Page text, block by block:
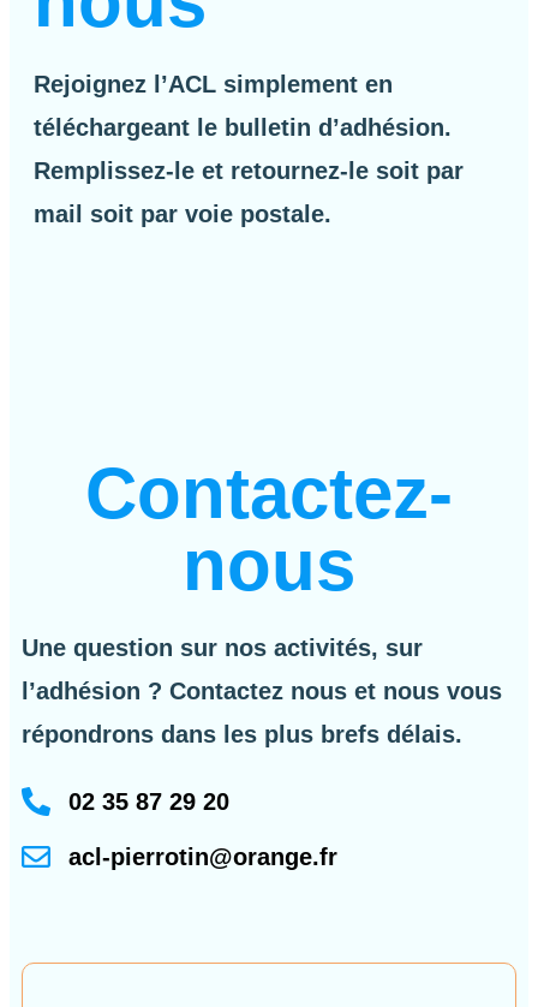
Rejoignez l’ACL simplement en
téléchargeant le bulletin d’adhésion.
Remplissez-le et retournez-le soit par
mail soit par voie postale.
Contactez-
nous
Une question sur nos activités, sur
l’adhésion ? Contactez nous et nous vous
répondrons dans les plus brefs délais.
02 35 87 29 20
acl-pierrotin@orange.fr